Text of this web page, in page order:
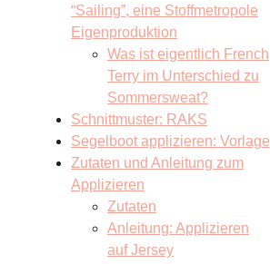
“Sailing”, eine Stoffmetropole
Eigenproduktion
Was ist eigentlich French
Terry im Unterschied zu
Sommersweat?
Schnittmuster: RAKS
Segelboot applizieren: Vorlage
Zutaten und Anleitung zum
Applizieren
Zutaten
Anleitung: Applizieren
auf Jersey